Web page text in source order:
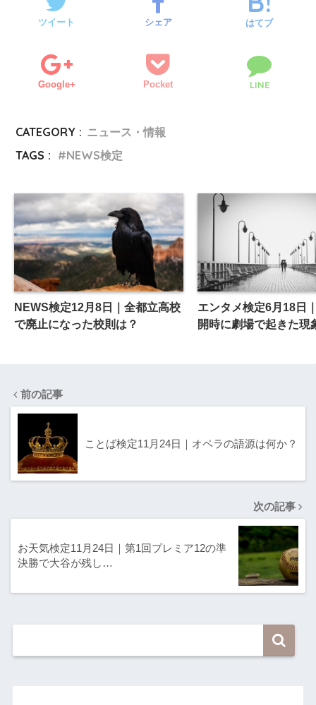
ツイート シェア はてブ
Google+ Pocket LINE
CATEGORY : ニュース・情報
TAGS :
NEWS検定
NEWS検定12月8日｜全都立高校
で廃止になった校則は？
エンタメ検定6月18日
開時に劇場で起きた現
前の記事
ことば検定11月24日｜オペラの語源は何か？
次の記事
お天気検定11月24日｜第1回プレミア12の準
決勝で大谷が残し…